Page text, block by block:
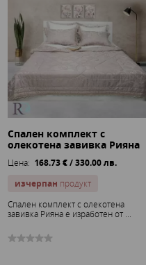
Спален комплект с
олекотена завивка Рияна
Цена: 168.73 € / 330.00 лв.
изчерпан продукт
Спален комплект с олекотена
завивка Рияна е изработен от ...